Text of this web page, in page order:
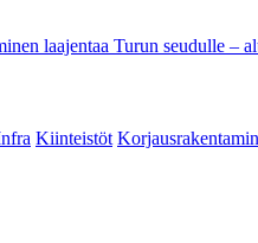
laajentaa Turun seudulle –
Kiinteistöt